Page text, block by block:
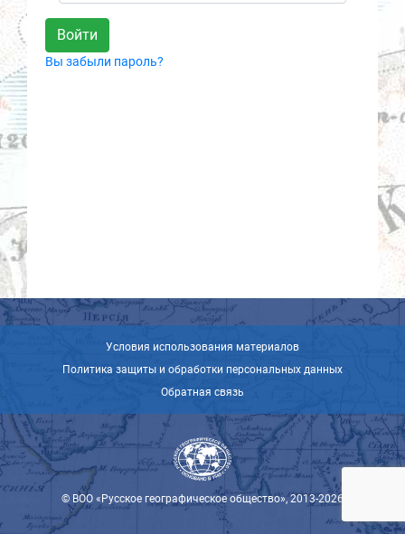
Контакты
Партнеры
Вы забыли пароль?
Условия использования материалов
Политика защиты и обработки персональных данных
Обратная связь
© ВОО «Русское географическое общество», 2013-2026